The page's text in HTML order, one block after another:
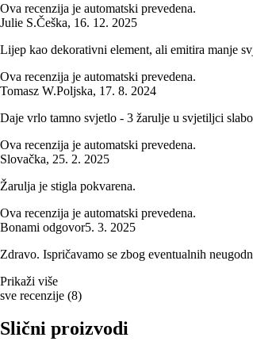
Ova recenzija je automatski prevedena.
Julie S.Češka, 16. 12. 2025
Lijep kao dekorativni element, ali emitira manje
Ova recenzija je automatski prevedena.
Tomasz W.Poljska, 17. 8. 2024
Daje vrlo tamno svjetlo - 3 žarulje u svjetiljci
Ova recenzija je automatski prevedena.
Slovačka, 25. 2. 2025
Žarulja je stigla pokvarena.
Ova recenzija je automatski prevedena.
Bonami odgovor5. 3. 2025
Zdravo. Ispričavamo se zbog eventualnih
Prikaži više
sve recenzije (8)
Slični proizvodi